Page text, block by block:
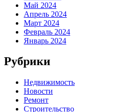
Май 2024
Апрель 2024
Март 2024
Февраль 2024
Январь 2024
Рубрики
Недвижимость
Новости
Ремонт
Строительство